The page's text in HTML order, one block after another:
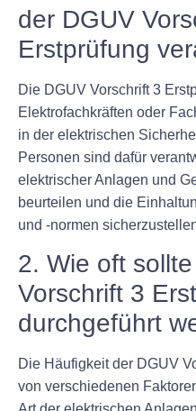
der DGUV
Erstprüfung
Die DGUV Vorschrift 3
Elektrofachkräften oder
in der elektrischen
Personen sind dafür
elektrischer Anlagen und
beurteilen und die
und -normen
2. Wie oft
Vorschrift 3
durchgeführt
Die Häufigkeit der DGUV
von verschiedenen